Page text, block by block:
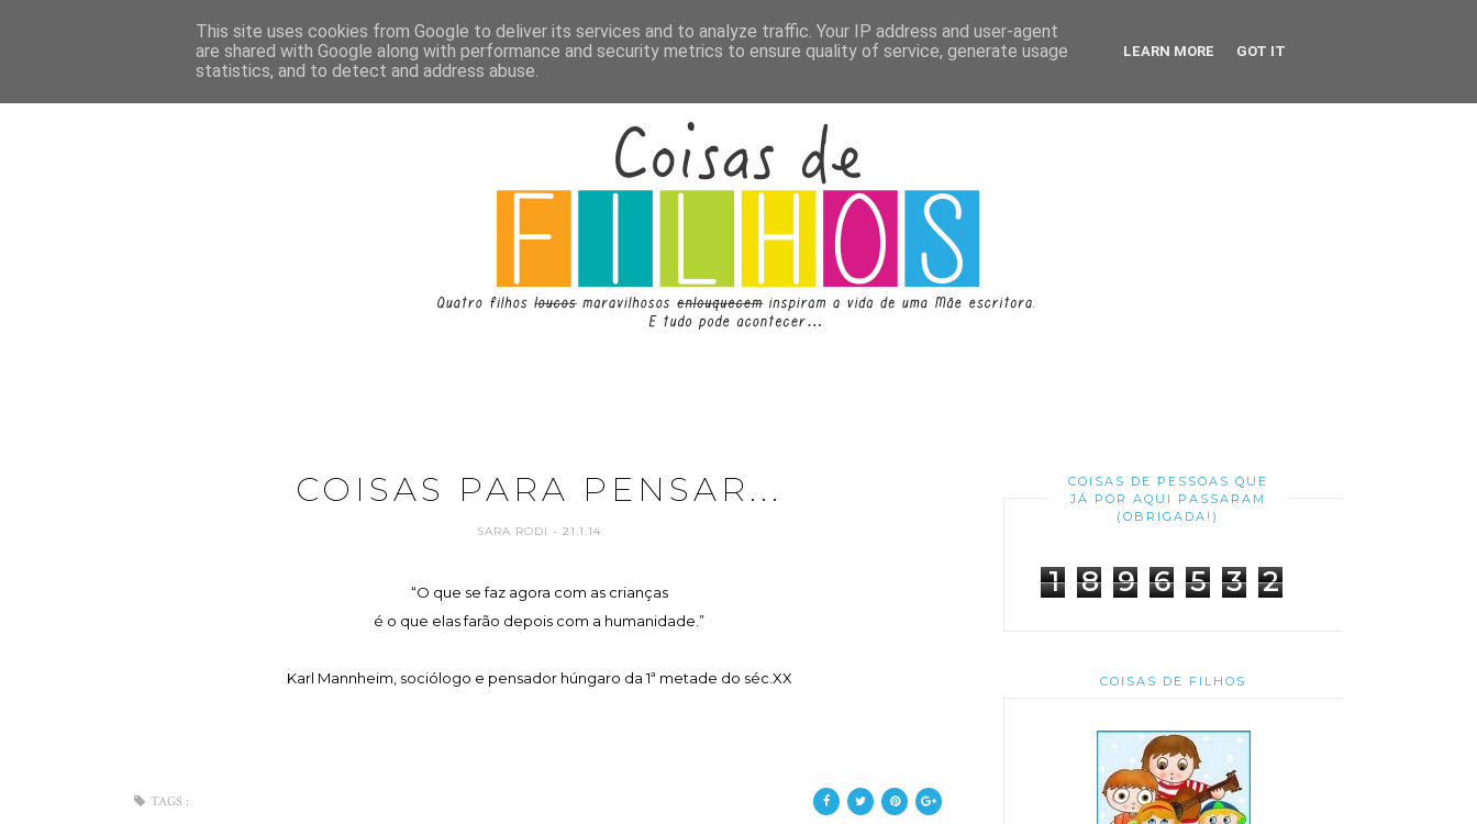
COISAS PARA PENSAR...
SARA RODI - 21.1.14
“O que se faz agora com as crianças
é o que elas farão depois com a humanidade.”
Karl Mannheim, sociólogo e pensador húngaro da 1ª metade do séc.XX
TAGS :
COISAS DE PESSOAS QUE
JÁ POR AQUI PASSARAM
(OBRIGADA!)
1 8 9 6 5 3 2
COISAS DE FILHOS
This site uses cookies from Google to deliver its services and to analyze traffic. Your IP address and user-agent
are shared with Google along with performance and security metrics to ensure quality of service, generate usage
statistics, and to detect and address abuse.
LEARN MORE GOT IT